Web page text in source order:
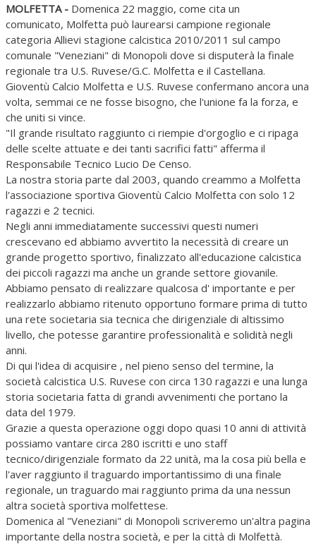
MOLFETTA - Domenica 22 maggio, come cita un
comunicato, Molfetta può laurearsi campione regionale
categoria Allievi stagione calcistica 2010/2011 sul campo
comunale "Veneziani" di Monopoli dove si disputerà la finale
regionale tra U.S. Ruvese/G.C. Molfetta e il Castellana.
Gioventù Calcio Molfetta e U.S. Ruvese confermano ancora una
volta, semmai ce ne fosse bisogno, che l'unione fa la forza, e
che uniti si vince.
"Il grande risultato raggiunto ci riempie d'orgoglio e ci ripaga
delle scelte attuate e dei tanti sacrifici fatti" afferma il
Responsabile Tecnico Lucio De Censo.
La nostra storia parte dal 2003, quando creammo a Molfetta
l'associazione sportiva Gioventù Calcio Molfetta con solo 12
ragazzi e 2 tecnici.
Negli anni immediatamente successivi questi numeri
crescevano ed abbiamo avvertito la necessità di creare un
grande progetto sportivo, finalizzato all'educazione calcistica
dei piccoli ragazzi ma anche un grande settore giovanile.
Abbiamo pensato di realizzare qualcosa d' importante e per
realizzarlo abbiamo ritenuto opportuno formare prima di tutto
una rete societaria sia tecnica che dirigenziale di altissimo
livello, che potesse garantire professionalità e solidità negli
anni.
Di qui l'idea di acquisire , nel pieno senso del termine, la
società calcistica U.S. Ruvese con circa 130 ragazzi e una lunga
storia societaria fatta di grandi avvenimenti che portano la
data del 1979.
Grazie a questa operazione oggi dopo quasi 10 anni di attività
possiamo vantare circa 280 iscritti e uno staff
tecnico/dirigenziale formato da 22 unità, ma la cosa più bella e
l'aver raggiunto il traguardo importantissimo di una finale
regionale, un traguardo mai raggiunto prima da una nessun
altra società sportiva molfettese.
Domenica al "Veneziani" di Monopoli scriveremo un'altra pagina
importante della nostra società, e per la città di Molfettà.